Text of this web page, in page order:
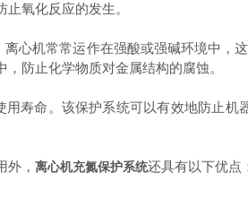
氧化反应的发生。
机常常运作在强酸或强碱环境中，这
，防止化学物质对金属结构的腐蚀。
寿命。 该保护系统可以有效地防止机
， 离心机充氮保护系统还具有以下优点